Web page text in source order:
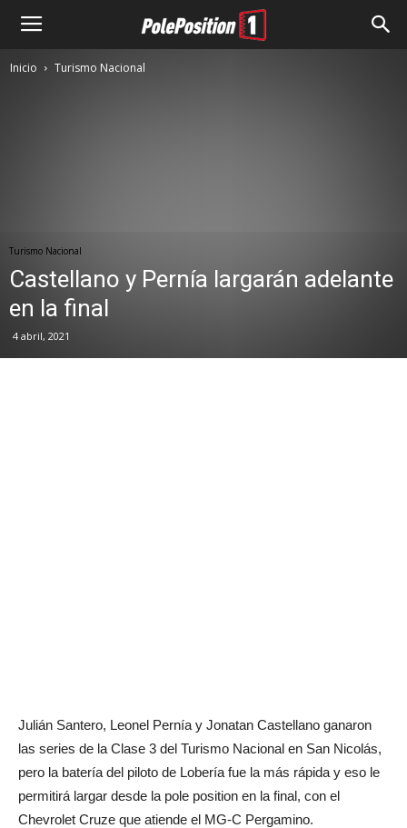
Inicio Turismo Nacional
Turismo Nacional
Castellano y Pernía largarán adelante
en la final
4 abril, 2021
Julián Santero, Leonel Pernía y Jonatan Castellano ganaron
las series de la Clase 3 del Turismo Nacional en San Nicolás,
pero la batería del piloto de Lobería fue la más rápida y eso le
permitirá largar desde la pole position en la final, con el
Chevrolet Cruze que atiende el MG-C Pergamino.